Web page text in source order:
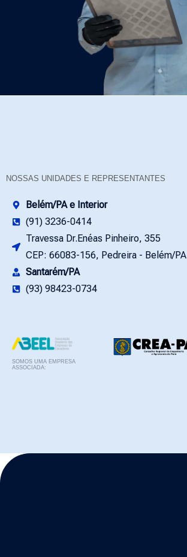
NOSSAS UNIDADES E REPRESENTANTES
Belém/PA e Interior
(91) 3236-0414
Travessa Dr.Enéas Pinheiro, 355
CEP: 66083-156, Pedreira - Belém/PA
Santarém/PA
(93) 98423-0734
SOMOS UMA EMPRESA
ASSOCIADA: